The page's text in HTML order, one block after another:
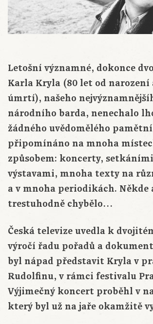
Letošní významné, dokonce
Karla Kryla (80 let od narození
úmrtí), našeho
národního barda, nenechalo
žádného uvědomělého
připomínáno na mnoha
způsobem: koncerty,
výstavami, mnoha texty na
a v mnoha periodikách. Někde
trestuhodně chybělo…
Česká televize uvedla k
výročí řadu pořadů a
byl nápad představit Kryla v
Rudolfinu, v rámci festivalu
Výjimečný koncert proběhl v
který byl už na jaře okamžitě